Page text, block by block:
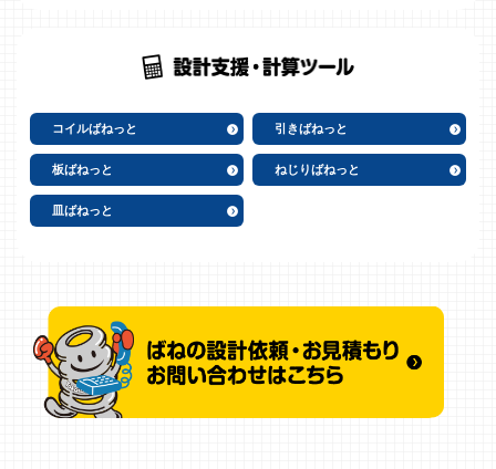
コイルばねっと 引きばねっと
板ばねっと ねじりばねっと
皿ばねっと